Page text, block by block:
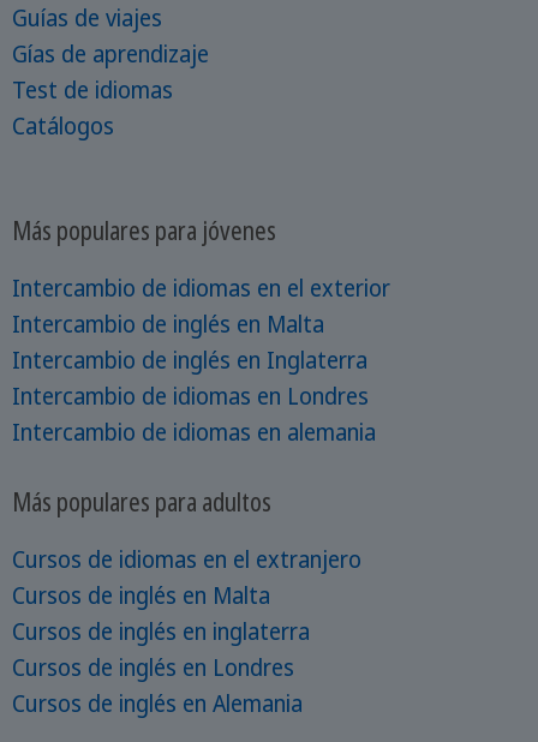
Guías de viajes
Gías de aprendizaje
Test de idiomas
Catálogos
Más populares para jóvenes
Intercambio de idiomas en el exterior
Intercambio de inglés en Malta
Intercambio de inglés en Inglaterra
Intercambio de idiomas en Londres
Intercambio de idiomas en alemania
Más populares para adultos
Cursos de idiomas en el extranjero
Cursos de inglés en Malta
Cursos de inglés en inglaterra
Cursos de inglés en Londres
Cursos de inglés en Alemania